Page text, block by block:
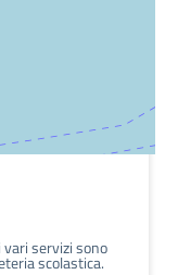
vari servizi sono
scolastica.